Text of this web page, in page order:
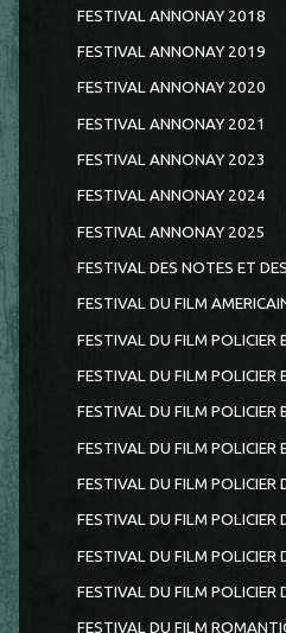
FESTIVAL ANNONAY 2018
FESTIVAL ANNONAY 2019
FESTIVAL ANNONAY 2020
FESTIVAL ANNONAY 2021
FESTIVAL ANNONAY 2023
FESTIVAL ANNONAY 2024
FESTIVAL ANNONAY 2025
FESTIVAL DES NOTES ET
FESTIVAL DU FILM
FESTIVAL DU FILM POLICIER
FESTIVAL DU FILM POLICIER
FESTIVAL DU FILM POLICIER
FESTIVAL DU FILM POLICIER
FESTIVAL DU FILM POLICIER
FESTIVAL DU FILM POLICIER
FESTIVAL DU FILM POLICIER
FESTIVAL DU FILM POLICIER
FESTIVAL DU FILM